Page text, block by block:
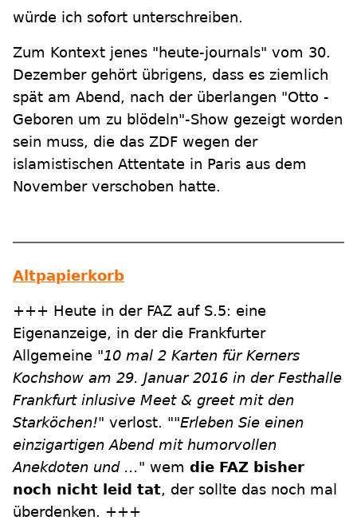
würde ich sofort unterschreiben.
Zum Kontext jenes "heute-journals" vom 30.
Dezember gehört übrigens, dass es ziemlich
spät am Abend, nach der überlangen "Otto -
Geboren um zu blödeln"-Show gezeigt worden
sein muss, die das ZDF wegen der
islamistischen Attentate in Paris aus dem
November verschoben hatte.
Altpapierkorb
+++ Heute in der FAZ auf S.5: eine
Eigenanzeige, in der die Frankfurter
Allgemeine "10 mal 2 Karten für Kerners
Kochshow am 29. Januar 2016 in der Festhalle
Frankfurt inlusive Meet & greet mit den
Starköchen!" verlost. ""Erleben Sie einen
einzigartigen Abend mit humorvollen
Anekdoten und ..." wem die FAZ bisher
noch nicht leid tat, der sollte das noch mal
überdenken. +++